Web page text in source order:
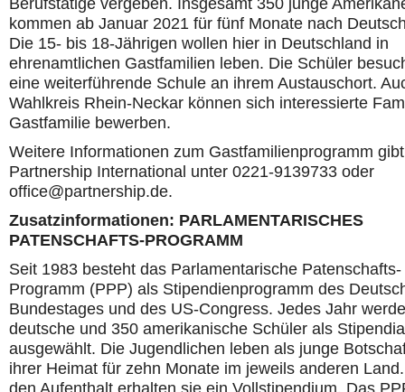
Berufstätige vergeben. Insgesamt 350 junge
kommen ab Januar 2021 für fünf Monate nach
Die 15- bis 18-Jährigen wollen hier in Deutschland in
ehrenamtlichen Gastfamilien leben. Die Schüler
eine weiterführende Schule an ihrem Austauschort.
Wahlkreis Rhein-Neckar können sich interessierte
Gastfamilie bewerben.
Weitere Informationen zum Gastfamilienprogramm gibt
Partnership International unter 0221-9139733 oder
office@partnership.de.
Zusatzinformationen: PARLAMENTARISCHES
PATENSCHAFTS-PROGRAMM
Seit 1983 besteht das Parlamentarische Patenschafts-
Programm (PPP) als Stipendienprogramm des
Bundestages und des US-Congress. Jedes Jahr
deutsche und 350 amerikanische Schüler als
ausgewählt. Die Jugendlichen leben als junge
ihrer Heimat für zehn Monate im jeweils anderen
den Aufenthalt erhalten sie ein Vollstipendium. Das